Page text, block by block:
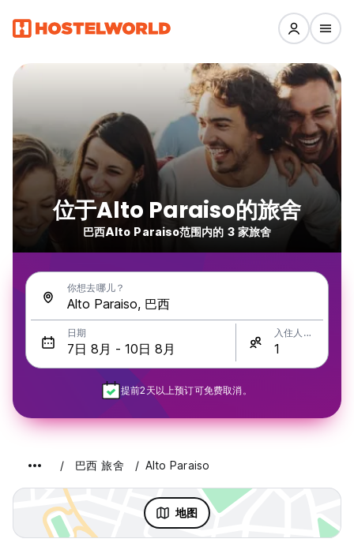
位于Alto Paraiso的旅舍
巴西Alto Paraiso范围内的 3 家旅舍
你想去哪儿？
日期 入住人数
提前2天以上预订可免费取消。
巴西 旅舍 Alto Paraiso
地图